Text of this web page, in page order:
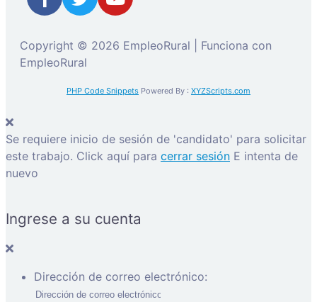
Copyright © 2026 EmpleoRural | Funciona con
EmpleoRural
PHP Code Snippets Powered By : XYZScripts.com
Se requiere inicio de sesión de 'candidato' para solicitar
este trabajo. Click aquí para cerrar sesión E intenta de
nuevo
Ingrese a su cuenta
Dirección de correo electrónico: